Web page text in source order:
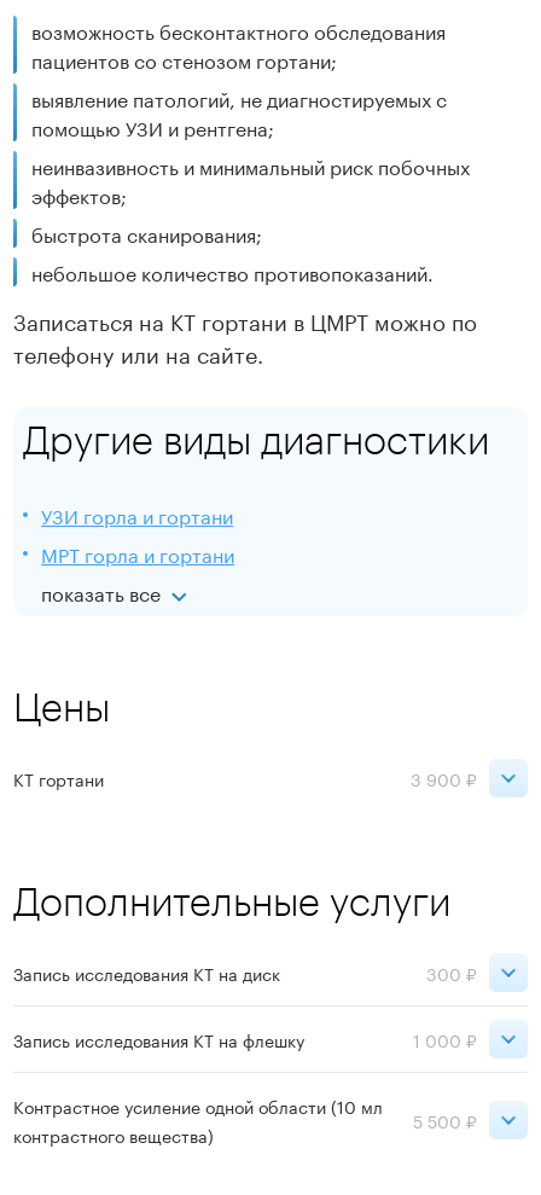
возможность бесконтактного обследования
пациентов со стенозом гортани;
выявление патологий, не диагностируемых с
помощью УЗИ и рентгена;
неинвазивность и минимальный риск побочных
эффектов;
быстрота сканирования;
небольшое количество противопоказаний.
Записаться на КТ гортани в ЦМРТ можно по
телефону или на сайте.
Другие виды диагностики
УЗИ горла и гортани
МРТ горла и гортани
показать все
Цены
КТ гортани 3 900 ₽
Записаться
Дополнительные услуги
Запись исследования КТ на диск 300 ₽
Ночь
Запись исследования КТ на флешку 1 000 ₽
Петроградская
Контрастное усиление одной области (10 мл
контрастного вещества)
5 500 ₽